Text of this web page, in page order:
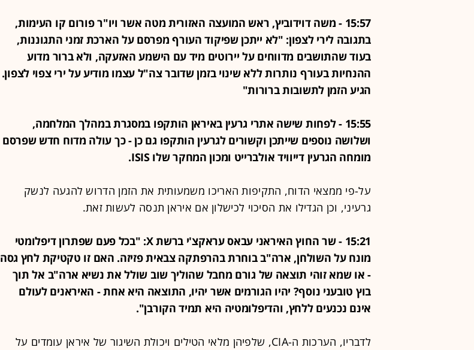
15:57 - משה דוידוביץ, ראש המועצה האזורית מטה אשר ויו"ר פורום קו העימות,
בתגובה לירי לצפון: "לא ייתכן שפיקוד העורף מפרסם על הארכת זמני התגוננות,
בעוד שהתושבים מדווחים על יירוטים מיד עם הישמע האזעקה, ולא ברור מדוע
ההנחיות בעורף נותרות ללא שינוי בזמן שדובר צה"ל עצמו מודיע על ירי צפוי לצפון.
הגיע הזמן לתשובות ברורות"
15:55 - לפחות שישה אתרי גרעין באיראן הותקפו במסגרת במהלך המלחמה,
ושלושה נוספים שייתכן וקשורים לגרעין הותקפו גם כן - כך עולה מדוח חדש שפרסם
מומחה הגרעין דייוויד אולברייט ומכון המחקר שלו ISIS.
על-פי ממצאי הדוח, התקיפות האריכו משמעותית את הזמן הדרוש להגעה לנשק
גרעיני, וכן הגדילו את הסיכוי לכישלון אם איראן תנסה לעשות זאת.
15:21 - שר החוץ האיראני עבאס עראקצ'י ברשת X: "בכל פעם שפתרון דיפלומטי
מונח על השולחן, ארה"ב בוחרת בהרפתקה צבאית פזיזה. האם זו טקטיקת לחץ גסה
- או שמא זוהי תוצאה של גורם מחבל שהוליך שוב שולל את נשיא ארה"ב אל תוך
בוץ טובעני נוסף? יהיו הגורמים אשר יהיו, התוצאה היא אחת - האיראנים לעולם
אינם נכנעים ללחץ, והדיפלומטיה היא תמיד הקורבן".
לדבריו, הערכות ה-CIA, שלפיהן מלאי הטילים ויכולת השיגור של איראן עומדים על